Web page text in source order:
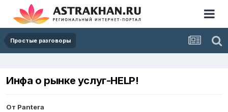
Простые разговоры
Инфа о рынке услуг-HELP!
От Pantera